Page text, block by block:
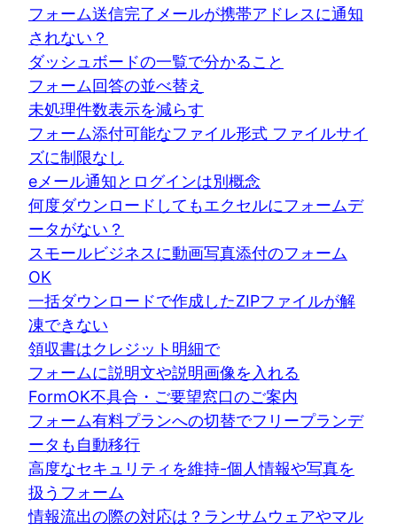
フォーム送信完了メールが携帯アドレスに通知
されない？
ダッシュボードの一覧で分かること
フォーム回答の並べ替え
未処理件数表示を減らす
フォーム添付可能なファイル形式 ファイルサイ
ズに制限なし
eメール通知とログインは別概念
何度ダウンロードしてもエクセルにフォームデ
ータがない？
スモールビジネスに動画写真添付のフォーム
OK
一括ダウンロードで作成したZIPファイルが解
凍できない
領収書はクレジット明細で
フォームに説明文や説明画像を入れる
FormOK不具合・ご要望窓口のご案内
フォーム有料プランへの切替でフリープランデ
ータも自動移行
高度なセキュリティを維持-個人情報や写真を
扱うフォーム
情報流出の際の対応は？ランサムウェアやマル